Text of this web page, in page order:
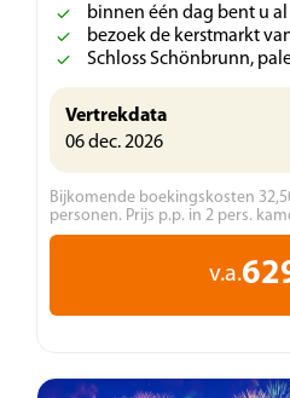
binnen één dag bent u al
bezoek de kerstmarkt
Schloss Schönbrunn,
Vertrekdata
06 dec. 2026
Bijkomende boekingskosten
personen. Prijs p.p. in 2 pers.
v.a.